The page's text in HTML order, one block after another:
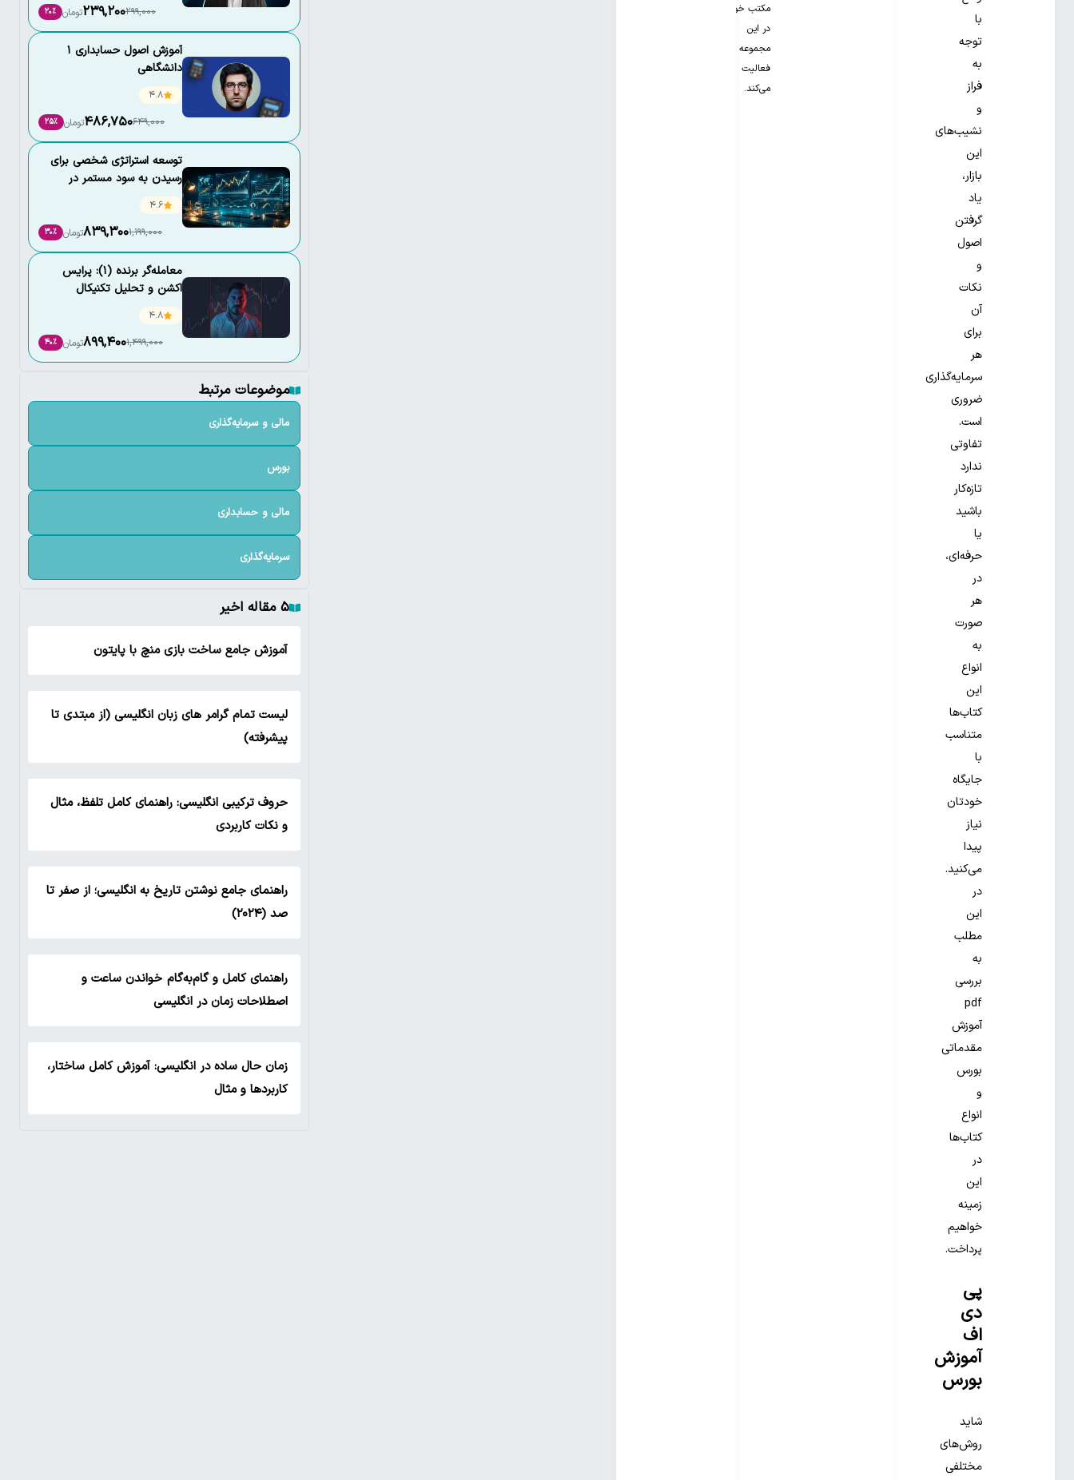
با
توجه
به
فراز
و
نشیب‌های
این
بازار،
یاد
گرفتن
اصول
و
نکات
آن
برای
هر
سرمایه‌گذاری
ضروری
است.
تفاوتی
ندارد
تازه‌کار
باشید
یا
حرفه‌ای،
در
هر
صورت
به
انواع
این
کتاب‌ها
متناسب
با
جایگاه
خودتان
نیاز
پیدا
می‌کنید.
در
این
مطلب
به
بررسی
pdf
آموزش
مقدماتی
بورس
و
انواع
کتاب‌ها
در
این
زمینه
خواهیم
پرداخت.
پی
دی
اف
آموزش
بورس
شاید
روش‌های
مختلفی
مکتب خونه
در این
مجموعه
فعالیت
می‌کند.
299,000
239,200تومان 20٪
آموزش اصول حسابداری 1
دانشگاهی
4.8
649,000
486,750تومان 25٪
توسعه استراتژی شخصی برای
رسیدن به سود مستمر در
4.6
1,199,000
839,300تومان 30٪
معامله‌گر برنده (1): پرایس
اکشن و تحلیل تکنیکال
4.8
1,499,000
899,400تومان 40٪
موضوعات مرتبط
مالی و سرمایه‌گذاری
بورس
مالی و حسابداری
سرمایه‌گذاری
۵ مقاله اخیر
آموزش جامع ساخت بازی منچ با پایتون
لیست تمام گرامر های زبان انگلیسی (از مبتدی تا
پیشرفته)
حروف ترکیبی انگلیسی: راهنمای کامل تلفظ، مثال
و نکات کاربردی
راهنمای جامع نوشتن تاریخ به انگلیسی؛ از صفر تا
صد (۲۰۲۴)
راهنمای کامل و گام‌به‌گام خواندن ساعت و
اصطلاحات زمان در انگلیسی
زمان حال ساده در انگلیسی: آموزش کامل ساختار،
کاربردها و مثال